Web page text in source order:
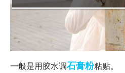
一般是用胶水调石膏粉粘贴。